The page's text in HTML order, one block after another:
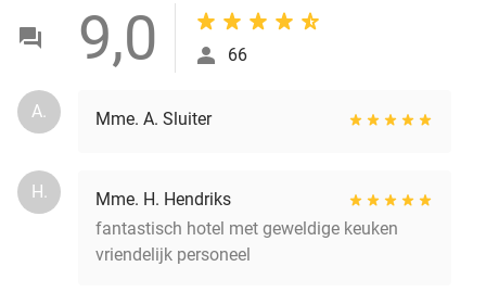
9,0 66
A. Mme. A. Sluiter
H.
Mme. H. Hendriks
fantastisch hotel met geweldige keuken
vriendelijk personeel